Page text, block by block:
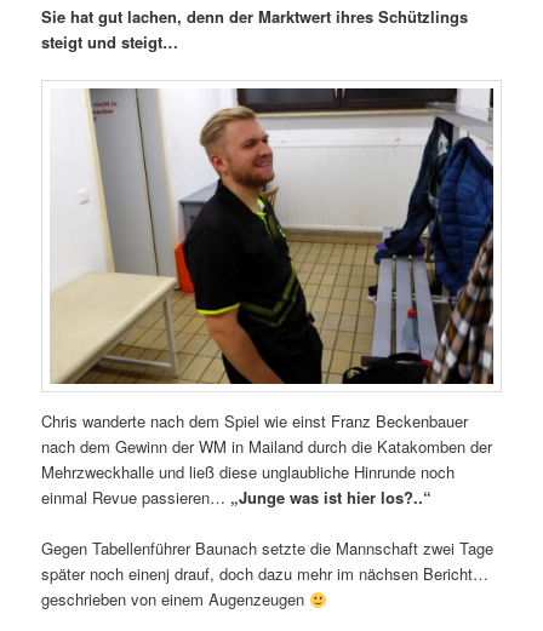
Sie hat gut lachen, denn der Marktwert ihres Schützlings
steigt und steigt…
Chris wanderte nach dem Spiel wie einst Franz Beckenbauer
nach dem Gewinn der WM in Mailand durch die Katakomben der
Mehrzweckhalle und ließ diese unglaubliche Hinrunde noch
einmal Revue passieren… „Junge was ist hier los?..“
Gegen Tabellenführer Baunach setzte die Mannschaft zwei Tage
später noch einenj drauf, doch dazu mehr im nächsen Bericht…
geschrieben von einem Augenzeugen